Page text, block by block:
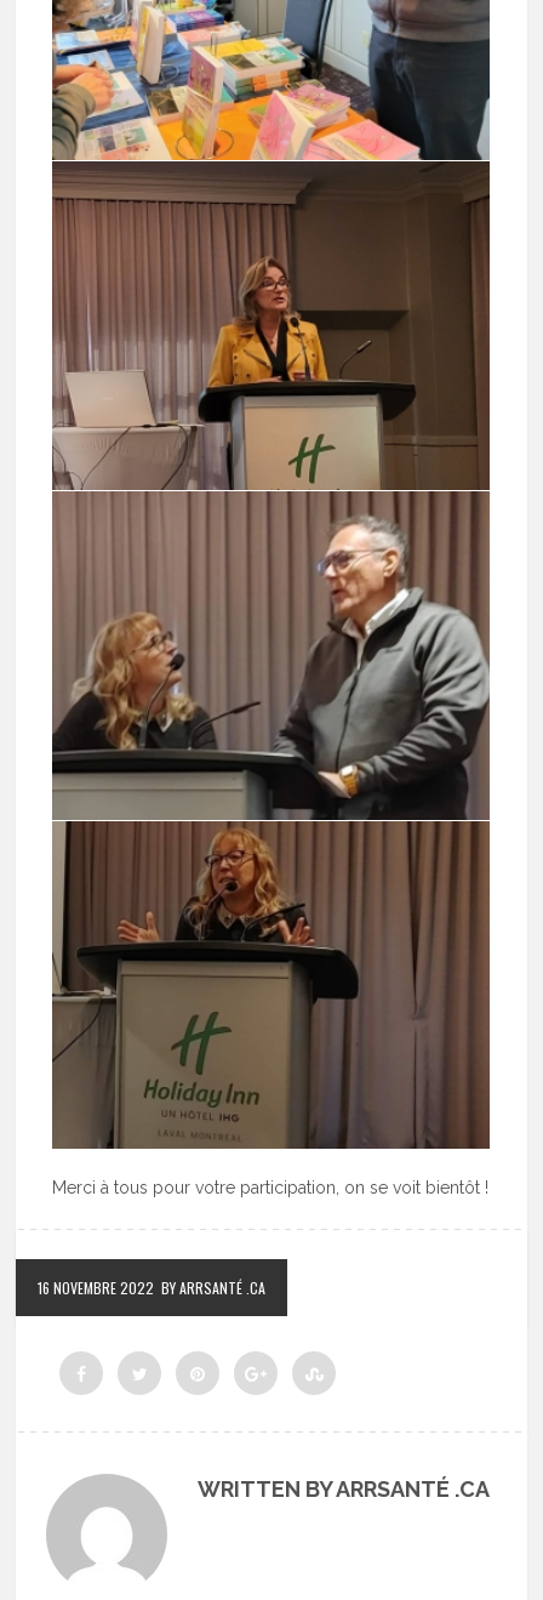
Merci à tous pour votre participation, on se voit bientôt !
16 NOVEMBRE 2022 BY ARRSANTÉ .CA
WRITTEN BY ARRSANTÉ .CA